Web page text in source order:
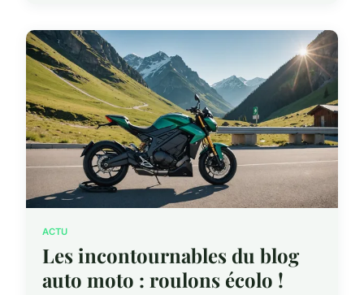
ACTU
Les incontournables du blog
auto moto : roulons écolo !